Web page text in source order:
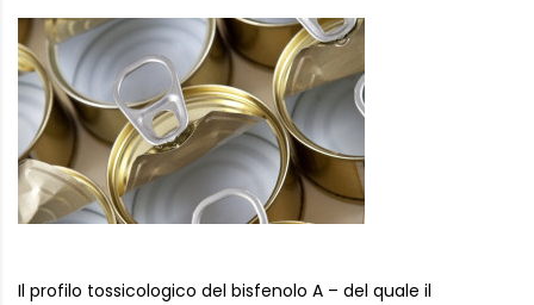
Il profilo tossicologico del bisfenolo A – del quale il